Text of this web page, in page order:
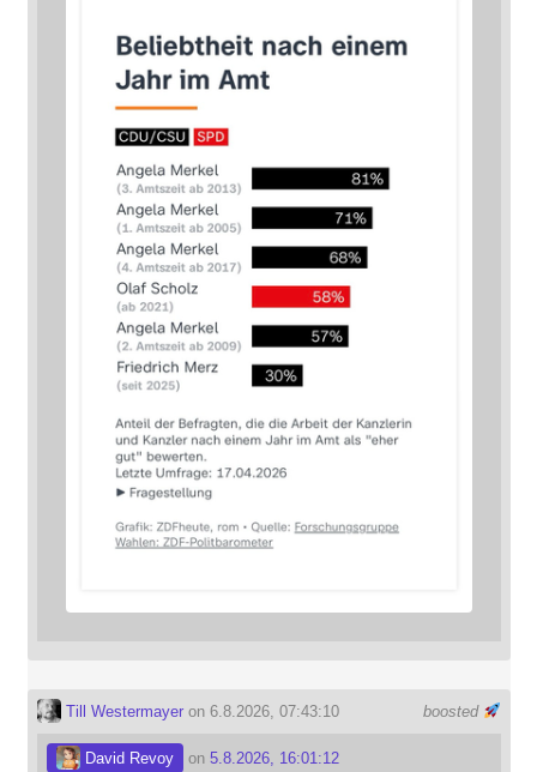
boosted
Till Westermayeron 6.8.2026, 07:43:10
David Revoy on 5.8.2026, 16:01:12